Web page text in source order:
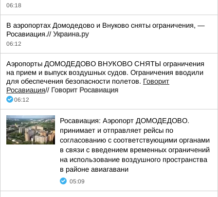
06:18
В аэропортах Домодедово и Внуково сняты ограничения, —
Росавиация.// Украина.ру
06:12
Аэропорты ДОМОДЕДОВО ВНУКОВО СНЯТЫ ограничения
на прием и выпуск воздушных судов. Ограничения вводили
для обеспечения безопасности полетов. Говорит
Росавиация// Говорит Росавиация
06:12
Росавиация: Аэропорт ДОМОДЕДОВО.
принимает и отправляет рейсы по
согласованию с соответствующими органами
в связи с введением временных ограничений
на использование воздушного пространства
в районе авиагавани
05:09